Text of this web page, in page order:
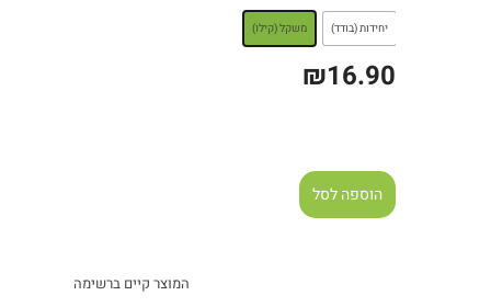
יחידות (בודד) משקל (קילו)
₪16.90
הוספה לסל
המוצר קיים ברשימה